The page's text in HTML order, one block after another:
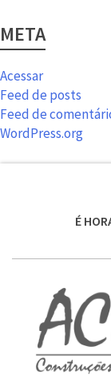
META
Acessar
Feed de posts
Feed de
WordPress.org
É